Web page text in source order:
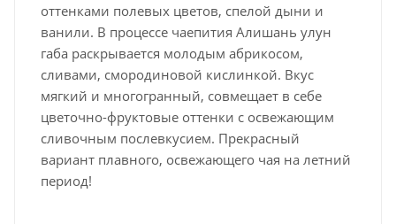
оттенками полевых цветов, спелой дыни и
ванили. В процессе чаепития Алишань улун
габа раскрывается молодым абрикосом,
сливами, смородиновой кислинкой. Вкус
мягкий и многогранный, совмещает в себе
цветочно-фруктовые оттенки с освежающим
сливочным послевкусием. Прекрасный
вариант плавного, освежающего чая на летний
период!